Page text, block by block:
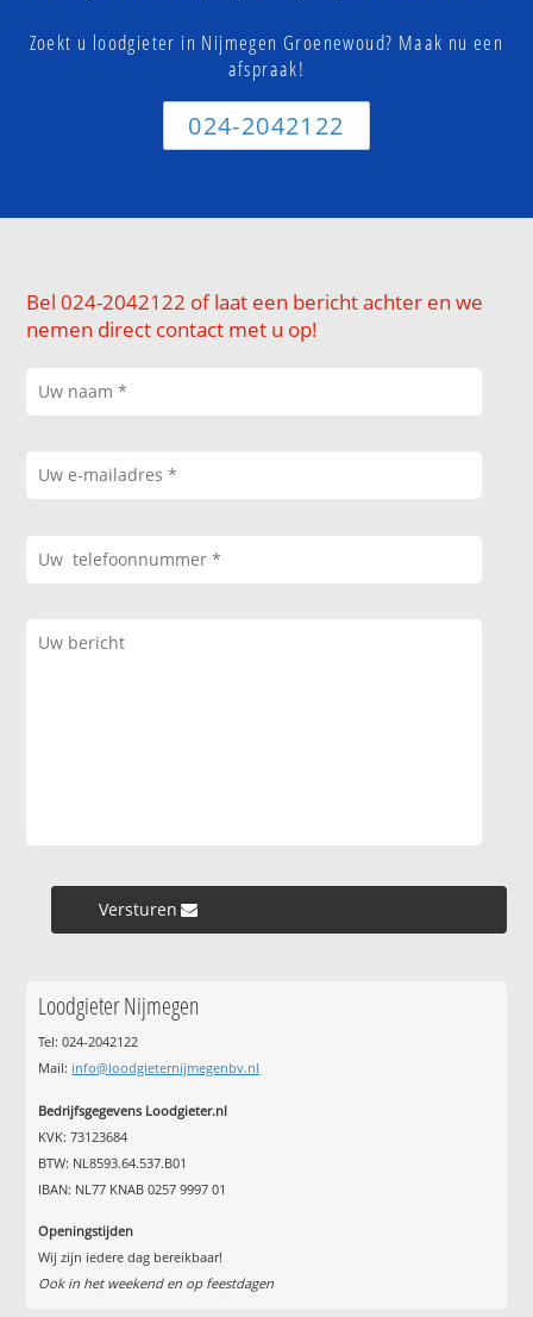
Zoekt u loodgieter in Nijmegen Groenewoud? Maak nu een
afspraak!
024-2042122
Bel 024-2042122 of laat een bericht achter en we
nemen direct contact met u op!
Versturen »
Loodgieter Nijmegen
Tel: 024-2042122
Mail: info@loodgieternijmegenbv.nl
Bedrijfsgegevens Loodgieter.nl
KVK: 73123684
BTW: NL8593.64.537.B01
IBAN: NL77 KNAB 0257 9997 01
Openingstijden
Wij zijn iedere dag bereikbaar!
Ook in het weekend en op feestdagen